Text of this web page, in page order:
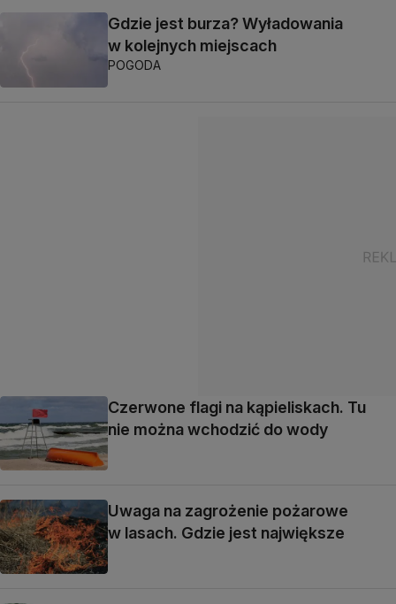
Gdzie jest burza? Wyładowania
w kolejnych miejscach
POGODA
Czerwone flagi na kąpieliskach. Tu
nie można wchodzić do wody
Uwaga na zagrożenie pożarowe
w lasach. Gdzie jest największe